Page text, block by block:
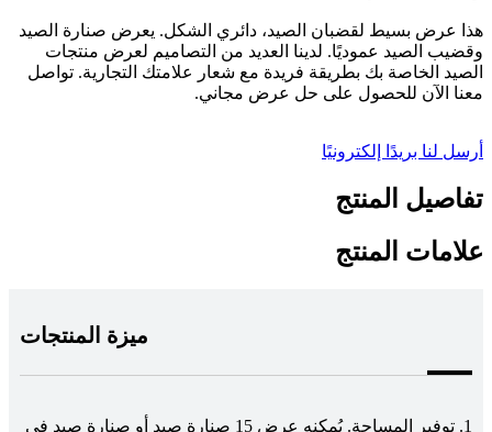
هذا عرض بسيط لقضبان الصيد، دائري الشكل. يعرض صنارة الصيد
وقضيب الصيد عموديًا. لدينا العديد من التصاميم لعرض منتجات
الصيد الخاصة بك بطريقة فريدة مع شعار علامتك التجارية. تواصل
معنا الآن للحصول على حل عرض مجاني.
أرسل لنا بريدًا إلكترونيًا
تفاصيل المنتج
علامات المنتج
ميزة المنتجات
1. توفير المساحة. يُمكنه عرض 15 صنارة صيد أو صنارة صيد في